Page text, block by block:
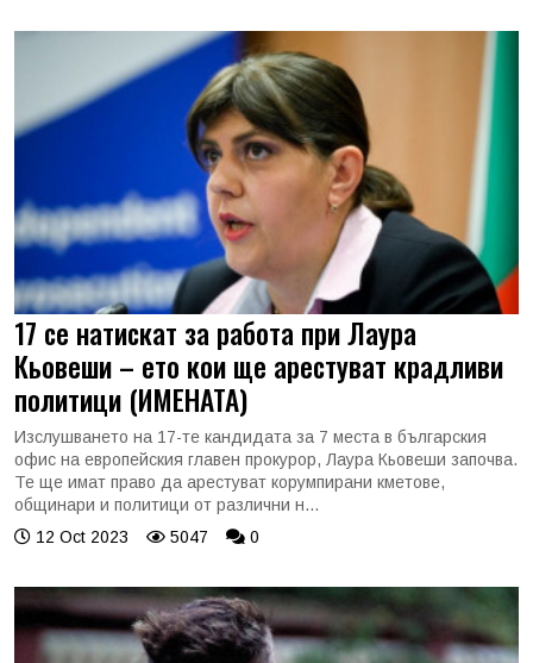
17 се натискат за работа при Лаура
Кьовеши – ето кои ще арестуват крадливи
политици (ИМЕНАТА)
Изслушването на 17-те кандидата за 7 места в българския
офис на европейския главен прокурор, Лаура Кьовеши започва.
Те ще имат право да арестуват корумпирани кметове,
общинари и политици от различни н...
12 Oct 2023
5047 0